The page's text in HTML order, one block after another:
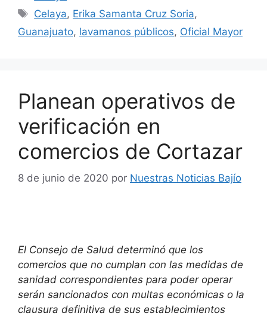
Etiquetas
Celaya, Erika Samanta Cruz Soria,
Guanajuato, lavamanos públicos, Oficial Mayor
Planean operativos de
verificación en
comercios de Cortazar
8 de junio de 2020 por Nuestras Noticias Bajío
El Consejo de Salud determinó que los
comercios que no cumplan con las medidas de
sanidad correspondientes para poder operar
serán sancionados con multas económicas o la
clausura definitiva de sus establecimientos